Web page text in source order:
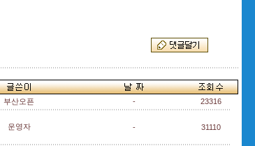
부산오픈 - 23316
운영자 - 31110